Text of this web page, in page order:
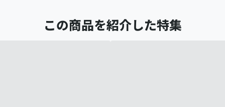
この商品を紹介した特集